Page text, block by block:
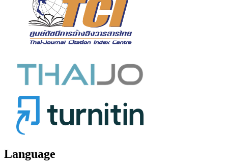
Language